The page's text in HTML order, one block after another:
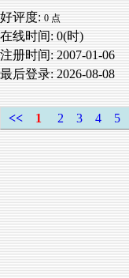
好评度: 0 点
在线时间: 0(时)
注册时间: 2007-01-06
最后登录: 2026-08-08
<< 1 2 3 4 5